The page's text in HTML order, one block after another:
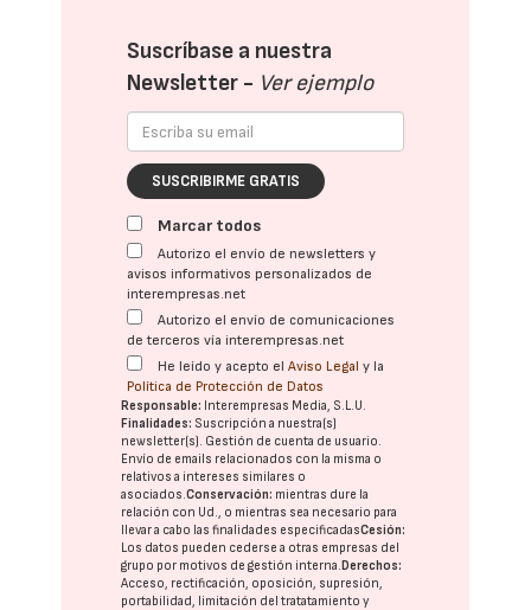
Suscríbase a nuestra
Newsletter - Ver ejemplo
SUSCRIBIRME GRATIS
Marcar todos
Autorizo el envío de newsletters y
avisos informativos personalizados de
interempresas.net
Autorizo el envío de comunicaciones
de terceros vía interempresas.net
He leído y acepto elAviso Legal y la
Política de Protección de Datos
Responsable: Interempresas Media, S.L.U.
Finalidades: Suscripción a nuestra(s)
newsletter(s). Gestión de cuenta de usuario.
Envío de emails relacionados con la misma o
relativos a intereses similares o
asociados.Conservación: mientras dure la
relación con Ud., o mientras sea necesario para
llevar a cabo las finalidades especificadasCesión:
Los datos pueden cederse a otras empresas del
grupo por motivos de gestión interna.Derechos:
Acceso, rectificación, oposición, supresión,
portabilidad, limitación del tratatamiento y